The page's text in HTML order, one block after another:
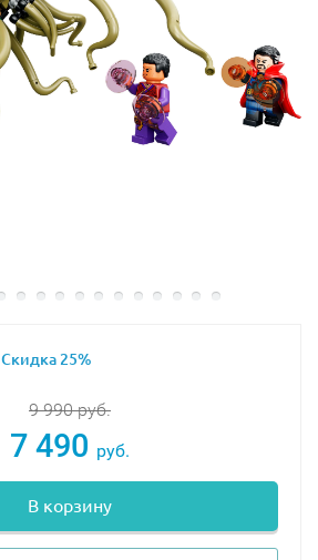
9 990руб.
7 490 руб.
В корзину
Скидка 25%